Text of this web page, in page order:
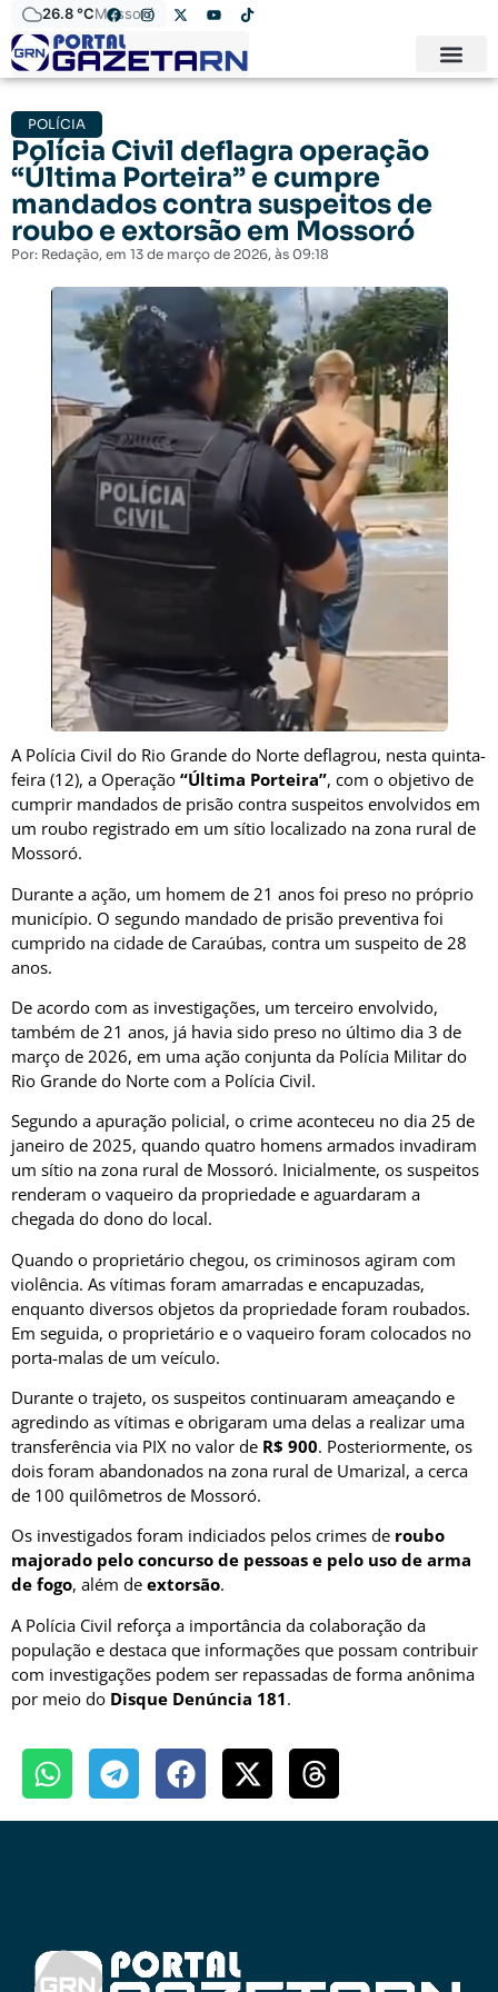
26.8 °CMossoró
POLÍCIA
Polícia Civil deflagra operação
“Última Porteira” e cumpre
mandados contra suspeitos de
roubo e extorsão em Mossoró
Por: Redação, em 13 de março de 2026, às 09:18
A Polícia Civil do Rio Grande do Norte deflagrou, nesta quinta-
feira (12), a Operação “Última Porteira”, com o objetivo de
cumprir mandados de prisão contra suspeitos envolvidos em
um roubo registrado em um sítio localizado na zona rural de
Mossoró.
Durante a ação, um homem de 21 anos foi preso no próprio
município. O segundo mandado de prisão preventiva foi
cumprido na cidade de Caraúbas, contra um suspeito de 28
anos.
De acordo com as investigações, um terceiro envolvido,
também de 21 anos, já havia sido preso no último dia 3 de
março de 2026, em uma ação conjunta da Polícia Militar do
Rio Grande do Norte com a Polícia Civil.
Segundo a apuração policial, o crime aconteceu no dia 25 de
janeiro de 2025, quando quatro homens armados invadiram
um sítio na zona rural de Mossoró. Inicialmente, os suspeitos
renderam o vaqueiro da propriedade e aguardaram a
chegada do dono do local.
Quando o proprietário chegou, os criminosos agiram com
violência. As vítimas foram amarradas e encapuzadas,
enquanto diversos objetos da propriedade foram roubados.
Em seguida, o proprietário e o vaqueiro foram colocados no
porta-malas de um veículo.
Durante o trajeto, os suspeitos continuaram ameaçando e
agredindo as vítimas e obrigaram uma delas a realizar uma
transferência via PIX no valor de R$ 900. Posteriormente, os
dois foram abandonados na zona rural de Umarizal, a cerca
de 100 quilômetros de Mossoró.
Os investigados foram indiciados pelos crimes de roubo
majorado pelo concurso de pessoas e pelo uso de arma
de fogo, além de extorsão.
A Polícia Civil reforça a importância da colaboração da
população e destaca que informações que possam contribuir
com investigações podem ser repassadas de forma anônima
por meio do Disque Denúncia 181.